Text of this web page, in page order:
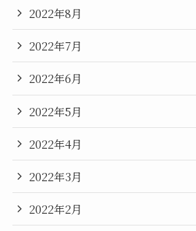
2022年8月
2022年7月
2022年6月
2022年5月
2022年4月
2022年3月
2022年2月